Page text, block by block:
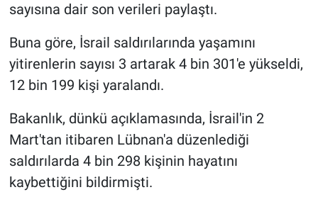
sayısına dair son verileri paylaştı.
Buna göre, İsrail saldırılarında yaşamını
yitirenlerin sayısı 3 artarak 4 bin 301'e yükseldi,
12 bin 199 kişi yaralandı.
Bakanlık, dünkü açıklamasında, İsrail'in 2
Mart'tan itibaren Lübnan'a düzenlediği
saldırılarda 4 bin 298 kişinin hayatını
kaybettiğini bildirmişti.